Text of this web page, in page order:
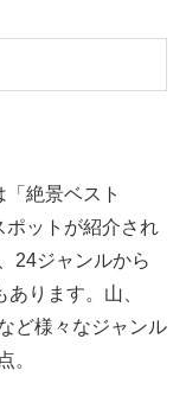
絶景ベスト
ポットが紹介され
24ジャンルから
ります。山、
ど様々なジャンル
。